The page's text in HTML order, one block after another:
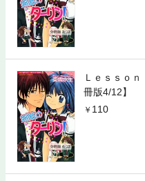
Ｌｅｓｓｏ
冊版4/12】
110